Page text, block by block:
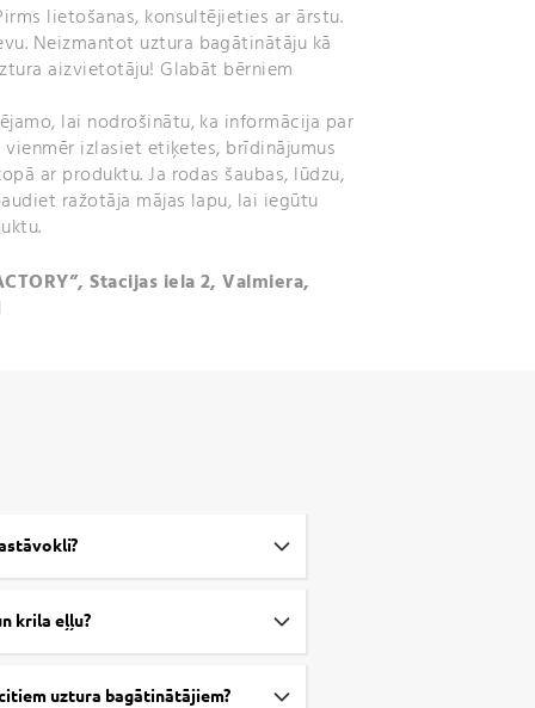
lietošanas, konsultējieties ar ārstu.
Neizmantot uztura bagātinātāju kā
aizvietotāju! Glabāt bērniem
lai nodrošinātu, ka informācija par
izlasiet etiķetes, brīdinājumus
ar produktu. Ja rodas šaubas, lūdzu,
ražotāja mājas lapu, lai iegūtu
Stacijas iela 2, Valmiera,
krila eļļu?
uztura bagātinātājiem?